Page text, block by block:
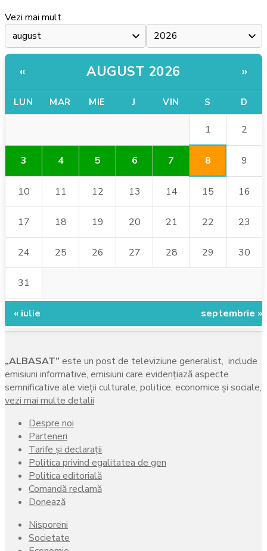
Vezi mai mult
« AUGUST 2026 »
LUN MAR MIE J VIN S D
1 2
3 4 5 6 7 8 9
10 11 12 13 14 15 16
17 18 19 20 21 22 23
24 25 26 27 28 29 30
31
« iulie septembrie »
„ALBASAT” este un post de televiziune generalist, include
emisiuni informative, emisiuni care evidenţiază aspecte
semnificative ale vieţii culturale, politice, economice şi sociale,
vezi mai multe detalii
Despre noi
Parteneri
Tarife și declarații
Politica privind egalitatea de gen
Politica editorială
Comandă reclamă
Donează
Nisporeni
Societate